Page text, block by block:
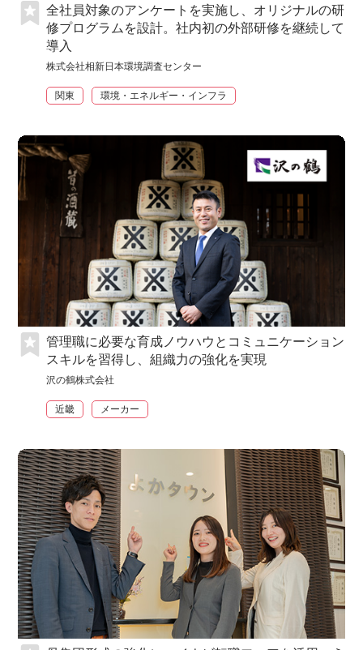
全社員対象のアンケートを実施し、オリジナルの研
修プログラムを設計。社内初の外部研修を継続して
導入
株式会社相新日本環境調査センター
関東 環境・エネルギー・インフラ
管理職に必要な育成ノウハウとコミュニケーション
スキルを習得し、組織力の強化を実現
沢の鶴株式会社
近畿 メーカー